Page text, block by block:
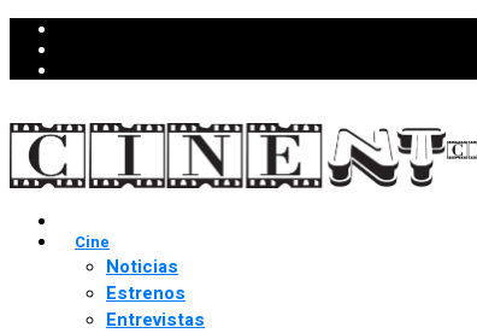
Cine
Noticias
Estrenos
Entrevistas